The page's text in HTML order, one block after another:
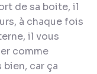
de sa boite, il
à chaque fois
il vous
comme
car ça